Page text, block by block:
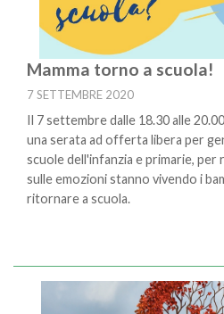
Mamma torno a scuola!
7 SETTEMBRE 2020
Il 7 settembre dalle 18.30 alle
una serata ad offerta libera per
scuole dell'infanzia e primarie,
sulle emozioni stanno vivendo i
ritornare a scuola.